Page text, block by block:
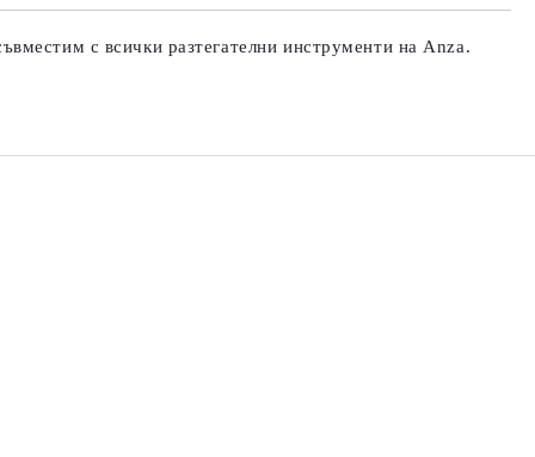
с всички разтегателни инструменти на Anza.